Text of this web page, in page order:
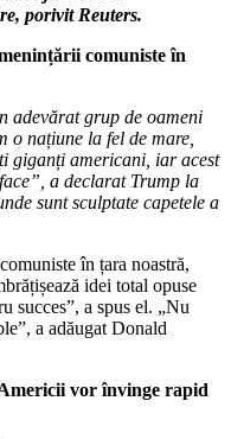
porivit Reuters.
comuniste în
adevărat grup de oameni
o națiune la fel de mare,
giganți americani, iar acest
a declarat Trump la
sunt sculptate capetele a
în țara noastră,
idei total opuse
succes”, a spus el. „Nu
a adăugat Donald
vor învinge rapid